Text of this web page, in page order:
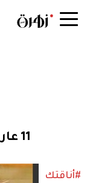
11 عارضاً وعارضة رحلوا باكراً
#أناقتك